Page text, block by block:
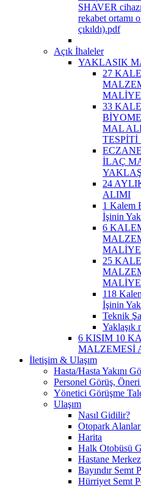
SHAVER
rekabet ortamı
çıkıldı).pdf
Açık İhaleler
YAKLASIK
27
33
MAL
TESPİTİ
İLAÇ
24
ALIMI
1 Kalem
İşinin
6
25
118
İşinin
Teknik
Yaklaşık
6 KISIM 10
MALZEMESİ
İletişim & Ulaşım
Hasta/Hasta Yakını
Personel Görüş,
Yönetici Görüşme
Ulaşım
Nasıl Gidilir?
Otopark
Harita
Halk Otobüsü
Hastane
Bayındır Semt
Hürriyet Semt